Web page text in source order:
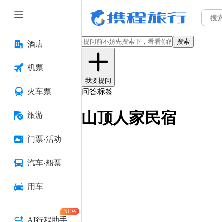
酒店
机票
火车票
旅游
门票·活动
汽车·船票
用车
AI行程助手
NEW
搜索
我要提问
问答标签
山顶人家民宿